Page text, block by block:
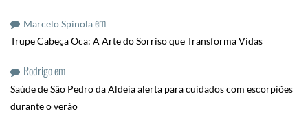
Marcelo Spinolaem
Trupe Cabeça Oca: A Arte do Sorriso que Transforma Vidas
Rodrigoem
Saúde de São Pedro da Aldeia alerta para cuidados com escorpiões
durante o verão